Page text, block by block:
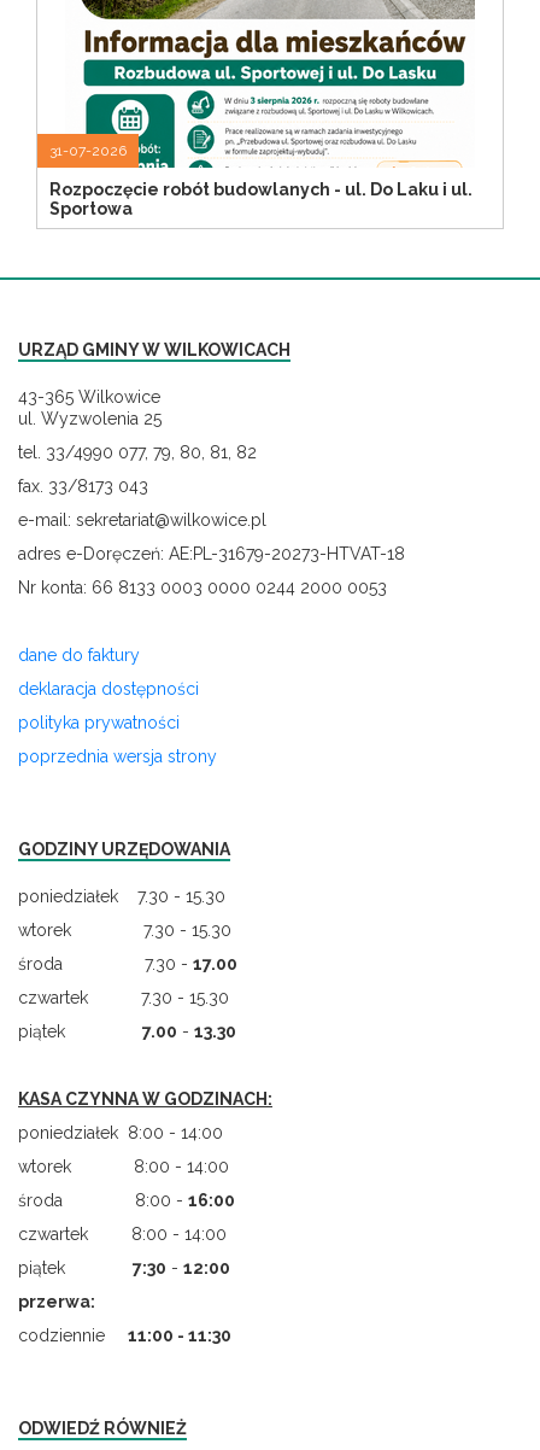
31-07-2026
Rozpoczęcie robót budowlanych - ul. Do Laku i ul.
Sportowa
URZĄD GMINY W WILKOWICACH
43-365 Wilkowice
ul. Wyzwolenia 25
tel. 33/4990 077, 79, 80, 81, 82
fax. 33/8173 043
e-mail: sekretariat@wilkowice.pl
adres e-Doręczeń: AE:PL-31679-20273-HTVAT-18
Nr konta: 66 8133 0003 0000 0244 2000 0053
dane do faktury
deklaracja dostępności
polityka prywatności
poprzednia wersja strony
GODZINY URZĘDOWANIA
poniedziałek 7.30 - 15.30
wtorek 7.30 - 15.30
środa 7.30 - 17.00
czwartek 7.30 - 15.30
piątek 7.00 - 13.30
KASA CZYNNA W GODZINACH:
poniedziałek 8:00 - 14:00
wtorek 8:00 - 14:00
środa 8:00 - 16:00
czwartek 8:00 - 14:00
piątek 7:30 - 12:00
przerwa:
codziennie
11:00 - 11:30
ODWIEDŹ RÓWNIEŻ